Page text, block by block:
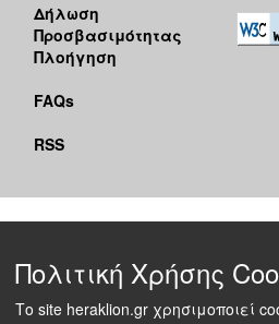
Δήλωση
Προσβασιμότητας
Πλοήγηση
FAQs
RSS
Πολιτική Χρήσης
Το site heraklion.gr χρησιμοποιεί